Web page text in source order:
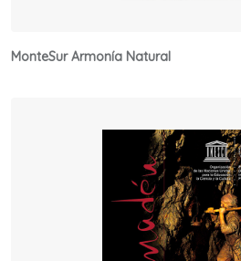
MonteSur Armonía Natural